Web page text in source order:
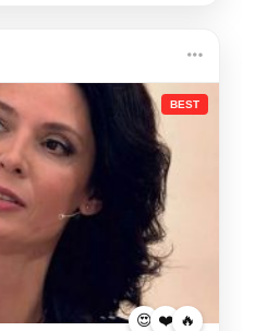
BEST
😍 ❤️ 🔥